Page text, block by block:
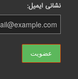
نشانی ایمیل: